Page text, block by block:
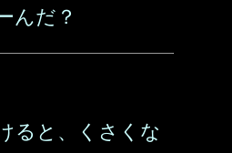
んだ？
ると、くさくな